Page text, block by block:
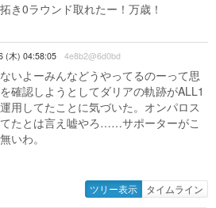
き0ラウンド取れたー！万歳！
(木) 04:58:05 4e8b2@6d0bd
いよーみんなどうやってるのーって思
確認しようとしてダリアの軌跡がALL1
用してたことに気づいた。オンパロス
たとは言え嘘やろ……サポーターがこ
いわ。
ツリー表示 タイムライン